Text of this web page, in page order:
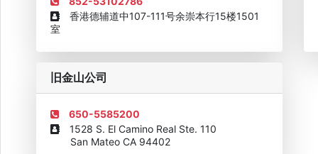
香港德辅道中107-111号余崇本行15楼1501
室
旧金山公司
650-5585200
1528 S. El Camino Real Ste. 110
San Mateo CA 94402